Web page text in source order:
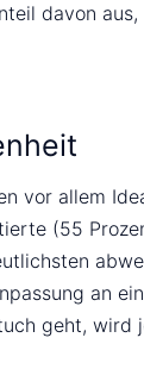
davon
allem
(55
an
geht,